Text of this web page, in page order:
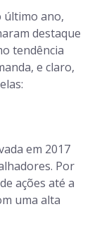
último ano,
destaque
tendência
e claro,
em 2017
Por
ações até a
uma alta